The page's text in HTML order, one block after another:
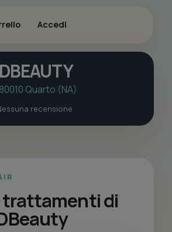
Accedi
Quarto (NA)
recensione
trattamenti di